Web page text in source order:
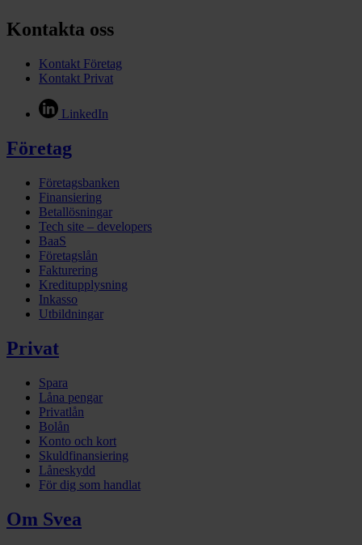
Kontakta oss
Kontakt Företag
Kontakt Privat
LinkedIn
Företag
Företagsbanken
Finansiering
Betallösningar
Tech site – developers
BaaS
Företagslån
Fakturering
Kreditupplysning
Inkasso
Utbildningar
Privat
Spara
Låna pengar
Privatlån
Bolån
Konto och kort
Skuldfinansiering
Låneskydd
För dig som handlat
Om Svea